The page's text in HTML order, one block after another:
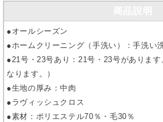
●オールシーズン
●ホームクリーニング（手洗い）：手洗い
●21号・23号あり：21号・23号がありま
なります。）
●生地の厚み：中肉
●ラヴィッシュクロス
●素材：ポリエステル70％・毛30％